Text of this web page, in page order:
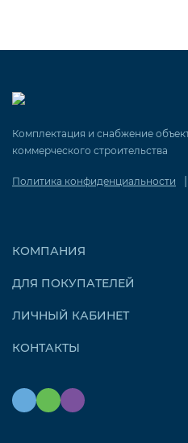
Комплектация и снабжение
коммерческого строительства
Политика конфиденциальности |
КОМПАНИЯ
ДЛЯ ПОКУПАТЕЛЕЙ
ЛИЧНЫЙ КАБИНЕТ
КОНТАКТЫ